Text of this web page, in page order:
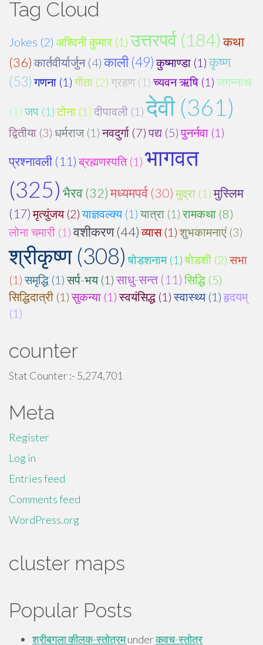
Tag Cloud
Jokes (2) अश्विनी कुमार (1) उत्तरपर्व (184) कथा
(36) कार्तवीर्यार्जुन (4) काली (49) कुष्माण्डा (1) कृष्ण
(53) गणना (1) गीता (2) ग्रहण (1) च्यवन ऋषि (1) जगन्नाथ
(1) जप (1) टोना (1) दीपावली (1) देवी (361)
द्वितीया (3) धर्मराज (1) नवदुर्गा (7) पद्य (5) पुनर्नवा (1)
प्रश्नावली (11) ब्रह्मणस्पति (1) भागवत
(325) भैरव (32)मध्यमपर्व (30) मुद्रा (1) मुस्लिम
(17) मृत्युंजय (2) याज्ञवल्क्य (1) यात्रा (1) रामकथा (8)
लोना चमारी (1) वशीकरण (44) व्यास (1) शुभकामनाएं (3)
श्रीकृष्ण (308) षोडशनाम (1) षोडशी (2) सभा
(1) समृद्धि (1) सर्प-भय (1) साधु-सन्त (11) सिद्धि (5)
सिद्धिदात्री (1) सुकन्या (1) स्वयंसिद्ध (1) स्वास्थ्य (1) हृदयम्
(1)
counter
Stat Counter :- 5,274,701
Meta
Register
Log in
Entries feed
Comments feed
WordPress.org
cluster maps
Popular Posts